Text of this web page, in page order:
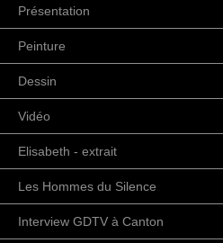
Présentation
Peinture
Dessin
Vidéo
Elisabeth - extrait
Les Hommes du Silence
Interview GDTV à Canton